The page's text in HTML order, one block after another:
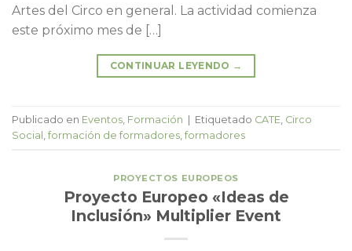
Artes del Circo en general. La actividad comienza
este próximo mes de […]
CONTINUAR LEYENDO →
Publicado en Eventos Formación | Etiquetado CATE Circo
Social formación de formadores formadores
PROYECTOS EUROPEOS
Proyecto Europeo «Ideas de
Inclusión» Multiplier Event